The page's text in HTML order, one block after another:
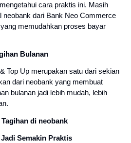
cara praktis ini. Masih
neobank dari Bank Neo Commerce
memudahkan proses bayar
Bulanan
Top Up merupakan satu dari sekian
dari neobank yang membuat
bulanan jadi lebih mudah, lebih
di neobank
Semakin Praktis